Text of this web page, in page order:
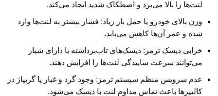
لنت‌ها را بالا می‌برد و اصطکاک شدید ایجاد می‌کند.
وزن بالای خودرو یا حمل بار زیاد: فشار بیشتر به لنت‌ها وارد
شده و عمر آن‌ها کاهش می‌یابد.
خرابی دیسک ترمز: دیسک‌های تاب‌برداشته یا دارای شیار
می‌توانند سرعت ساییدگی لنت‌ها را افزایش دهند.
عدم سرویس منظم سیستم ترمز: وجود گرد و غبار یا گریپاژ در
کالیپرها باعث تماس مداوم لنت با دیسک می‌شود.